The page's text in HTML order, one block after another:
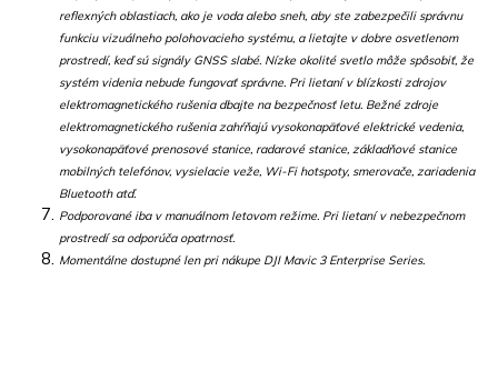
reflexných oblastiach, ako je voda alebo sneh, aby ste zabezpečili správnu
funkciu vizuálneho polohovacieho systému, a lietajte v dobre osvetlenom
prostredí, keď sú signály GNSS slabé. Nízke okolité svetlo môže spôsobiť, že
systém videnia nebude fungovať správne. Pri lietaní v blízkosti zdrojov
elektromagnetického rušenia dbajte na bezpečnosť letu. Bežné zdroje
elektromagnetického rušenia zahŕňajú vysokonapäťové elektrické vedenia,
vysokonapäťové prenosové stanice, radarové stanice, základňové stanice
mobilných telefónov, vysielacie veže, Wi-Fi hotspoty, smerovače, zariadenia
Bluetooth atď.
Podporované iba v manuálnom letovom režime. Pri lietaní v nebezpečnom
prostredí sa odporúča opatrnosť.
Momentálne dostupné len pri nákupe DJI Mavic 3 Enterprise Series.